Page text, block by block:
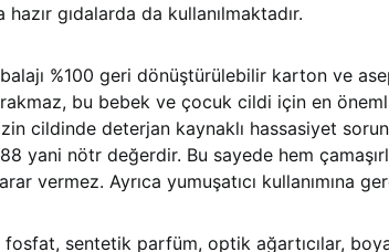
hazır gıdalarda da kullanılmaktadır.
%100 geri dönüştürülebilir karton ve
bu bebek ve çocuk cildi için en
cildinde deterjan kaynaklı hassasiyet
yani nötr değerdir. Bu sayede hem
vermez. Ayrıca yumuşatıcı kullanımına
fosfat, sentetik parfüm, optik ağartıcılar,